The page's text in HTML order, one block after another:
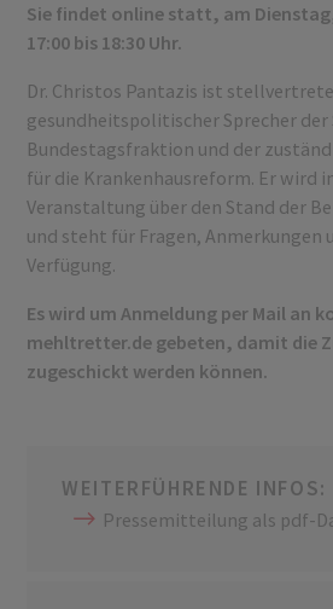
Sie findet online statt, am
17:00 bis 18:30 Uhr.
Dr. Christos Pantazis ist
gesundheitspolitischer Sprecher der
Bundestagsfraktion und der
für die Krankenhausreform. Er wird
Veranstaltung über den Stand der
und steht für Fragen, Anmerkungen
Verfügung.
Es wird um Anmeldung per Mail an
mehltretter.de gebeten, damit die
zugeschickt werden können.
WEITERFÜHRENDE INFOS:
Pressemitteilung als pdf-